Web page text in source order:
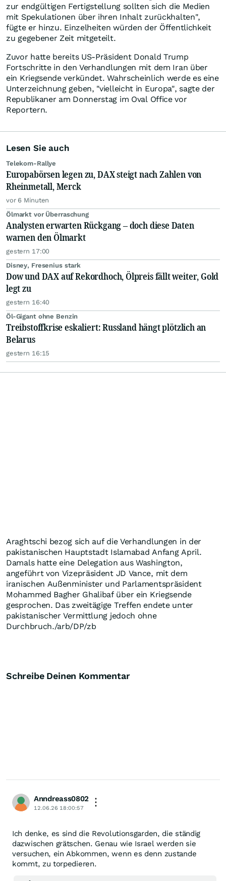
zur endgültigen Fertigstellung sollten sich die Medien
mit Spekulationen über ihren Inhalt zurückhalten",
fügte er hinzu. Einzelheiten würden der Öffentlichkeit
zu gegebener Zeit mitgeteilt.
Zuvor hatte bereits US-Präsident Donald Trump
Fortschritte in den Verhandlungen mit dem Iran über
ein Kriegsende verkündet. Wahrscheinlich werde es eine
Unterzeichnung geben, "vielleicht in Europa", sagte der
Republikaner am Donnerstag im Oval Office vor
Reportern.
Lesen Sie auch
Telekom-Rallye
Europabörsen legen zu, DAX steigt nach Zahlen von
Rheinmetall, Merck
vor 6 Minuten
Ölmarkt vor Überraschung
Analysten erwarten Rückgang – doch diese Daten
warnen den Ölmarkt
gestern 17:00
Disney, Fresenius stark
Dow und DAX auf Rekordhoch, Ölpreis fällt weiter, Gold
legt zu
gestern 16:40
Öl-Gigant ohne Benzin
Treibstoffkrise eskaliert: Russland hängt plötzlich an
Belarus
gestern 16:15
Araghtschi bezog sich auf die Verhandlungen in der
pakistanischen Hauptstadt Islamabad Anfang April.
Damals hatte eine Delegation aus Washington,
angeführt von Vizepräsident JD Vance, mit dem
iranischen Außenminister und Parlamentspräsident
Mohammed Bagher Ghalibaf über ein Kriegsende
gesprochen. Das zweitägige Treffen endete unter
pakistanischer Vermittlung jedoch ohne
Durchbruch./arb/DP/zb
Schreibe Deinen Kommentar
Anndreass0802
12.06.26 18:00:57
Ich denke, es sind die Revolutionsgarden, die ständig
dazwischen grätschen. Genau wie Israel werden sie
versuchen, ein Abkommen, wenn es denn zustande
kommt, zu torpedieren.